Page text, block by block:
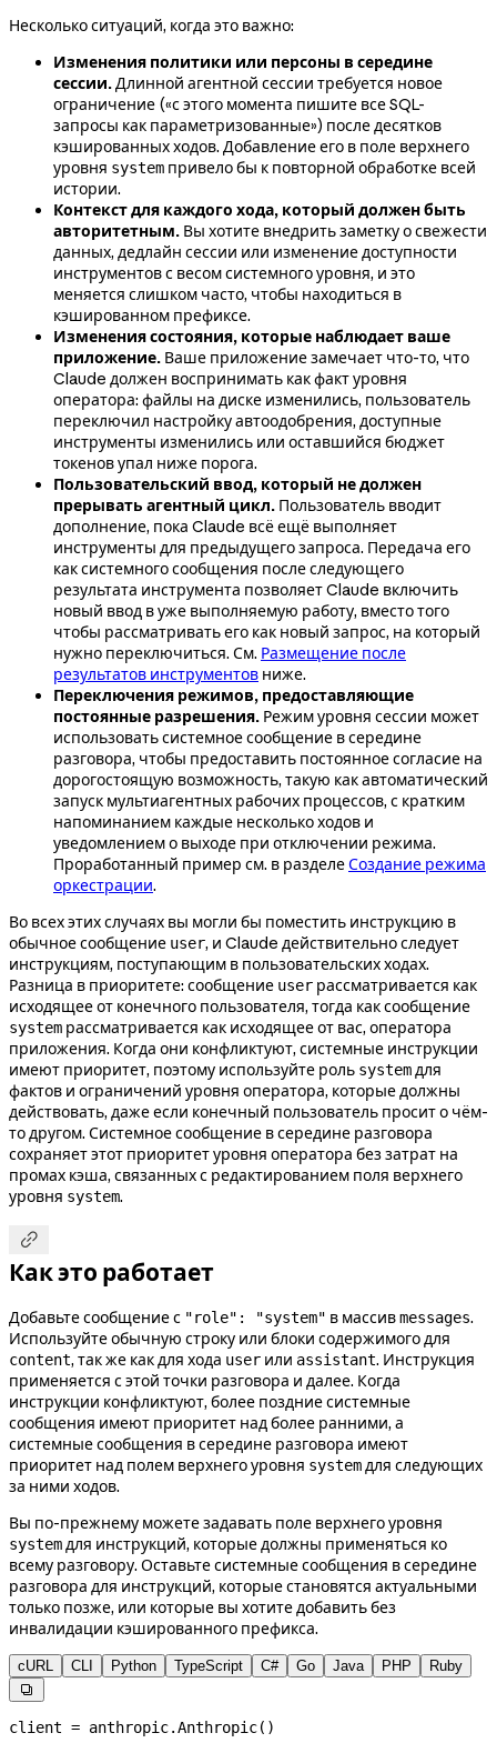
Несколько ситуаций, когда это важно:
Изменения политики или персоны в середине
сессии. Длинной агентной сессии требуется новое
ограничение («с этого момента пишите все SQL-
запросы как параметризованные») после десятков
кэшированных ходов. Добавление его в поле верхнего
уровня system привело бы к повторной обработке всей
истории.
Контекст для каждого хода, который должен быть
авторитетным. Вы хотите внедрить заметку о свежести
данных, дедлайн сессии или изменение доступности
инструментов с весом системного уровня, и это
меняется слишком часто, чтобы находиться в
кэшированном префиксе.
Изменения состояния, которые наблюдает ваше
приложение. Ваше приложение замечает что-то, что
Claude должен воспринимать как факт уровня
оператора: файлы на диске изменились, пользователь
переключил настройку автоодобрения, доступные
инструменты изменились или оставшийся бюджет
токенов упал ниже порога.
Пользовательский ввод, который не должен
прерывать агентный цикл. Пользователь вводит
дополнение, пока Claude всё ещё выполняет
инструменты для предыдущего запроса. Передача его
как системного сообщения после следующего
результата инструмента позволяет Claude включить
новый ввод в уже выполняемую работу, вместо того
чтобы рассматривать его как новый запрос, на который
нужно переключиться. См. Размещение после
результатов инструментов ниже.
Переключения режимов, предоставляющие
постоянные разрешения. Режим уровня сессии может
использовать системное сообщение в середине
разговора, чтобы предоставить постоянное согласие на
дорогостоящую возможность, такую как автоматический
запуск мультиагентных рабочих процессов, с кратким
напоминанием каждые несколько ходов и
уведомлением о выходе при отключении режима.
Проработанный пример см. в разделеСоздание режима
оркестрации.
Во всех этих случаях вы могли бы поместить инструкцию в
обычное сообщение user, и Claude действительно следует
инструкциям, поступающим в пользовательских ходах.
Разница в приоритете: сообщение user рассматривается как
исходящее от конечного пользователя, тогда как сообщение
system рассматривается как исходящее от вас, оператора
приложения. Когда они конфликтуют, системные инструкции
имеют приоритет, поэтому используйте роль system для
фактов и ограничений уровня оператора, которые должны
действовать, даже если конечный пользователь просит о чём-
то другом. Системное сообщение в середине разговора
сохраняет этот приоритет уровня оператора без затрат на
промах кэша, связанных с редактированием поля верхнего
уровня system.

Как это работает
Добавьте сообщение с "role": "system" в массивmessages.
Используйте обычную строку или блоки содержимого для
content, так же как для хода user или assistant. Инструкция
применяется с этой точки разговора и далее. Когда
инструкции конфликтуют, более поздние системные
сообщения имеют приоритет над более ранними, а
системные сообщения в середине разговора имеют
приоритет над полем верхнего уровня systemдля следующих
за ними ходов.
Вы по-прежнему можете задавать поле верхнего уровня
systemдля инструкций, которые должны применяться ко
всему разговору. Оставьте системные сообщения в середине
разговора для инструкций, которые становятся актуальными
только позже, или которые вы хотите добавить без
инвалидации кэшированного префикса.
cURL CLI Python TypeScript C# Go Java PHP Ruby

client = anthropic.Anthropic()